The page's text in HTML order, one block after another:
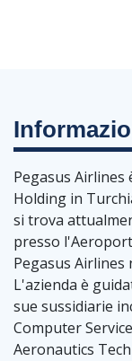
Pegasus Airlines
Holding in
si trova
presso
Pegasus Airlines
L'azienda è
sue sussidiarie
Computer
Aeronautics